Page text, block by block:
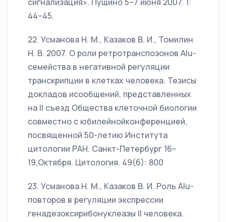
44–45.
22. Усманова Н. М., Казаков В. И., Томилин
Н. В. 2007. О роли ретротранспозонов Alu-
семейства в негативной регуляции
транскрипции в клетках человека. Тезисы
докладов исообщений, представленных
на II съезд Общества клеточной биологии
совместно с юбилейнойконференцией,
посвященной 50-летию Института
цитологии РАН. Санкт-Петербург 16–
19,Октября. Цитология. 49(6): 800
23. Усманова Н. М., Казаков В. И. Роль Alu-
повторов в регуляции экспрессии
генадезоксирибонуклеазы II человека.